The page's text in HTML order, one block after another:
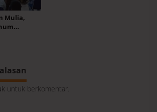
Mulia,
untuk berkomentar.